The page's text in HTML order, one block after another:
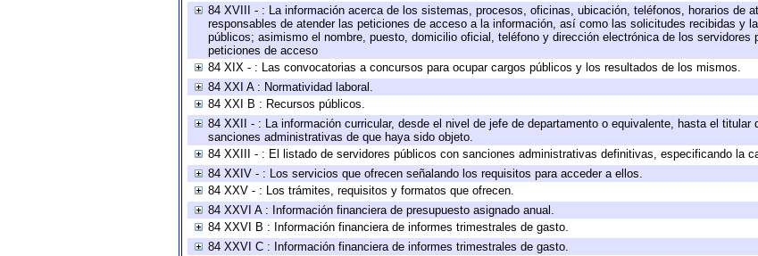
84 XVIII - : La información acerca de los sistemas, procesos, oficinas, ubicación, teléfonos, horarios de
responsables de atender las peticiones de acceso a la información, así como las solicitudes recibidas y
públicos; asimismo el nombre, puesto, domicilio oficial, teléfono y dirección electrónica de los servidores
peticiones de acceso
84 XIX - : Las convocatorias a concursos para ocupar cargos públicos y los resultados de los mismos.
84 XXI A : Normatividad laboral.
84 XXI B : Recursos públicos.
84 XXII - : La información curricular, desde el nivel de jefe de departamento o equivalente, hasta el
sanciones administrativas de que haya sido objeto.
84 XXIII - : El listado de servidores públicos con sanciones administrativas definitivas, especificando la
84 XXIV - : Los servicios que ofrecen señalando los requisitos para acceder a ellos.
84 XXV - : Los trámites, requisitos y formatos que ofrecen.
84 XXVI A : Información financiera de presupuesto asignado anual.
84 XXVI B : Información financiera de informes trimestrales de gasto.
84 XXVI C : Información financiera de informes trimestrales de gasto.